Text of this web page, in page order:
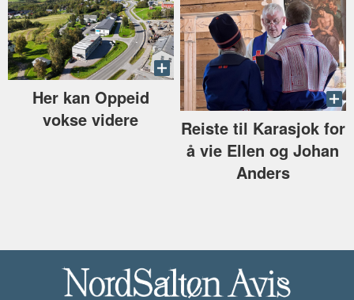
Her kan Oppeid
vokse videre
Reiste til Karasjok for
å vie Ellen og Johan
Anders